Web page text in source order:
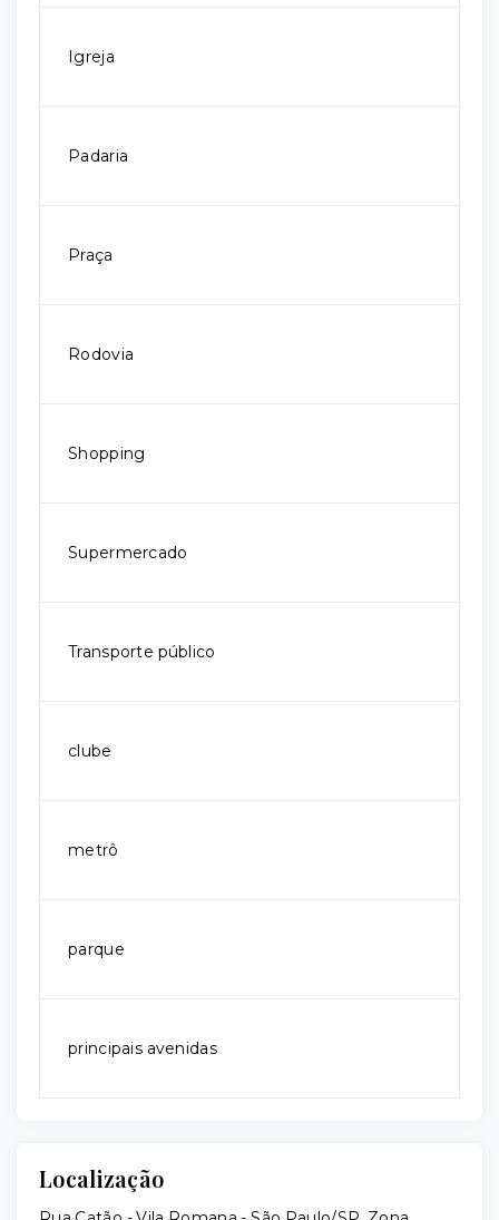
Igreja
Padaria
Praça
Rodovia
Shopping
Supermercado
Transporte público
clube
metrô
parque
principais avenidas
Localização